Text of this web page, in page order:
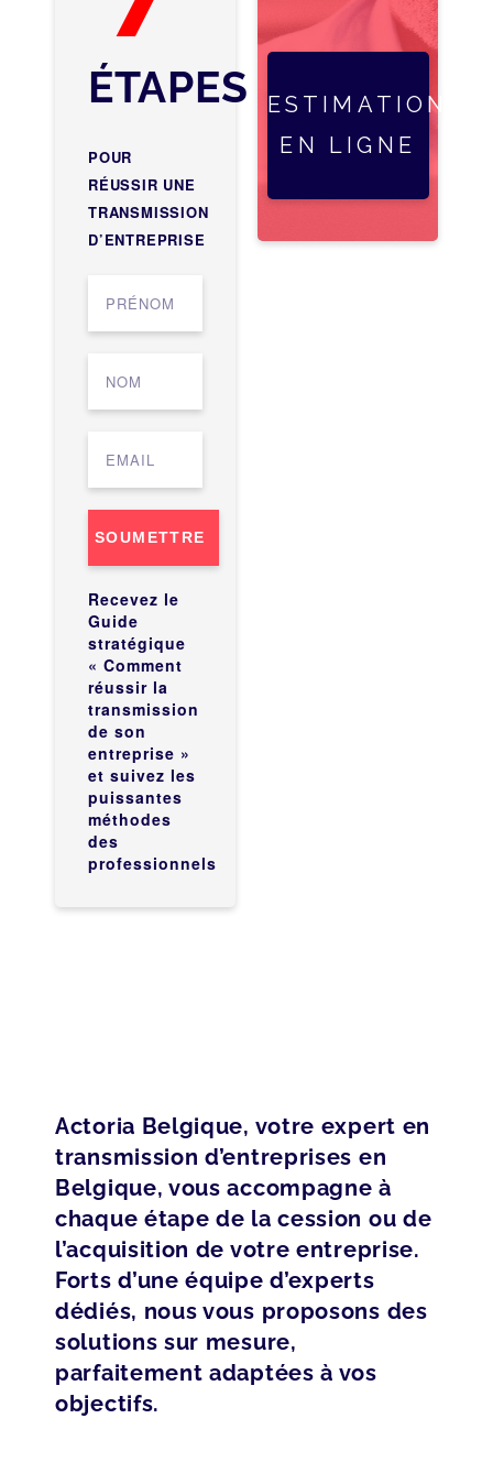
ÉTAPES
POUR
RÉUSSIR UNE
TRANSMISSION
D’ENTREPRISE
SOUMETTRE
Recevez le
Guide
stratégique
« Comment
réussir la
transmission
de son
entreprise »
et suivez les
puissantes
méthodes
des
professionnels
ESTIMATION
EN LIGNE
Actoria Belgique, votre expert en
transmission d’entreprises en
Belgique, vous accompagne à
chaque étape de la cession ou de
l’acquisition de votre entreprise.
Forts d’une équipe d’experts
dédiés, nous vous proposons des
solutions sur mesure,
parfaitement adaptées à vos
objectifs.